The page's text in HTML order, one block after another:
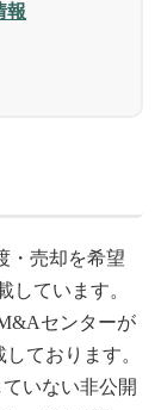
報
・売却を希望
しています。
センターが
ております。
いない非公開